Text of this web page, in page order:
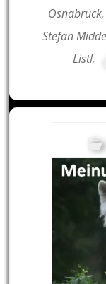
Osnabrück,
Stefan
Listl,